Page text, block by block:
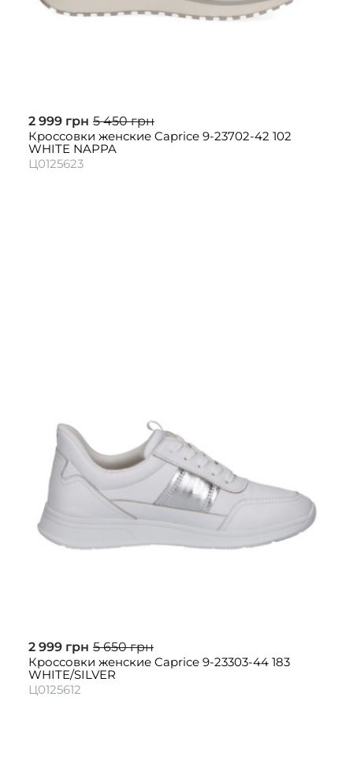
2 999 грн 5 450 грн
Кроссовки женские Caprice 9-23702-42 102
WHITE NAPPA
Ц0125623
2 999 грн 5 650 грн
Кроссовки женские Caprice 9-23303-44 183
WHITE/SILVER
Ц0125612